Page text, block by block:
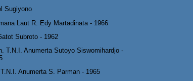
Sugiyono
Laut R. Edy Martadinata - 1966
Subroto - 1962
T.N.I. Anumerta Sutoyo Siswomihardjo -
Anumerta S. Parman - 1965